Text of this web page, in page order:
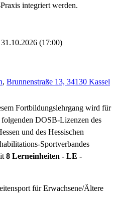
integriert werden.
(17:00)
, Brunnenstraße 13, 34130 Kassel
Fortbildungslehrgang wird für
DOSB-Lizenzen des
und des Hessischen
Sportverbandes
8 Lerneinheiten - LE -
für Erwachsene/Ältere